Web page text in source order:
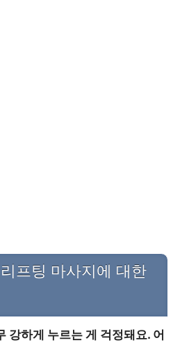
프팅 마사지에 대한
강하게 누르는 게 걱정돼요. 어